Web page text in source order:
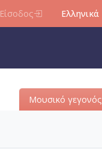
Είσοδος Ελληνικά
Μουσικό γεγονός